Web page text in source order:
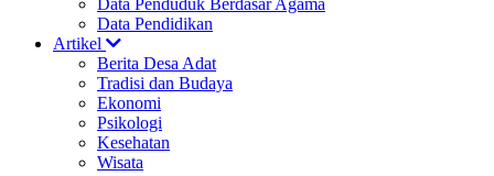
Data Penduduk Berdasar Agama
Data Pendidikan
Artikel
Berita Desa Adat
Tradisi dan Budaya
Ekonomi
Psikologi
Kesehatan
Wisata